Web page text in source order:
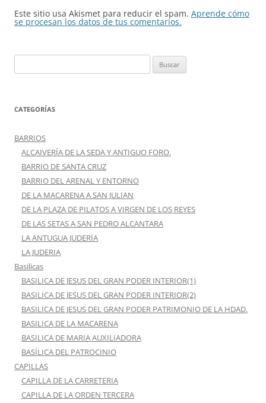
Este sitio usa Akismet para reducir el spam. Aprende cómo
se procesan los datos de tus comentarios.
CATEGORÍAS
BARRIOS
ALCAIVERÍA DE LA SEDA Y ANTIGUO FORO.
BARRIO DE SANTA CRUZ
BARRIO DEL ARENAL Y ENTORNO
DE LA MACARENA A SAN JULIAN
DE LA PLAZA DE PILATOS A VIRGEN DE LOS REYES
DE LAS SETAS A SAN PEDRO ALCANTARA
LA ANTUGUA JUDERIA
LA JUDERIA
Basilicas
BASILICA DE JESUS DEL GRAN PODER INTERIOR(1)
BASILICA DE JESUS DEL GRAN PODER INTERIOR(2)
BASILICA DE JESUS DEL GRAN PODER PATRIMONIO DE LA HDAD.
BASILICA DE LA MACARENA
BASILICA DE MARIA AUXILIADORA
BASÍLICA DEL PATROCINIO
CAPILLAS
CAPILLA DE LA CARRETERIA
CAPILLA DE LA ORDEN TERCERA